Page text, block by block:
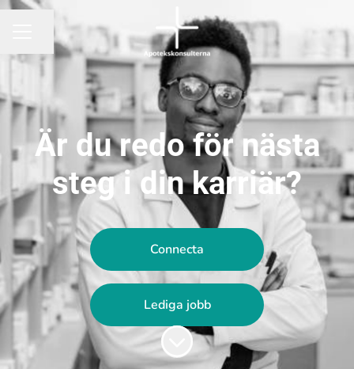
KARRIÄRMENY
Dela sidan
Är du redo för nästa
steg i din karriär?
Connecta
Lediga jobb
Skrolla för mer innehåll